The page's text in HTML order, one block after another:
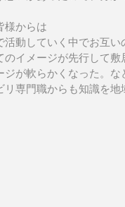
様からは
活動していく中でお互
のイメージが先行して
ジが軟らかくなった。な
リ専門職からも知識を